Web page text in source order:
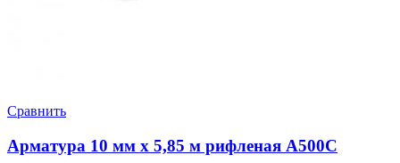
Сравнить
Арматура 10 мм х 5,85 м рифленая А500С